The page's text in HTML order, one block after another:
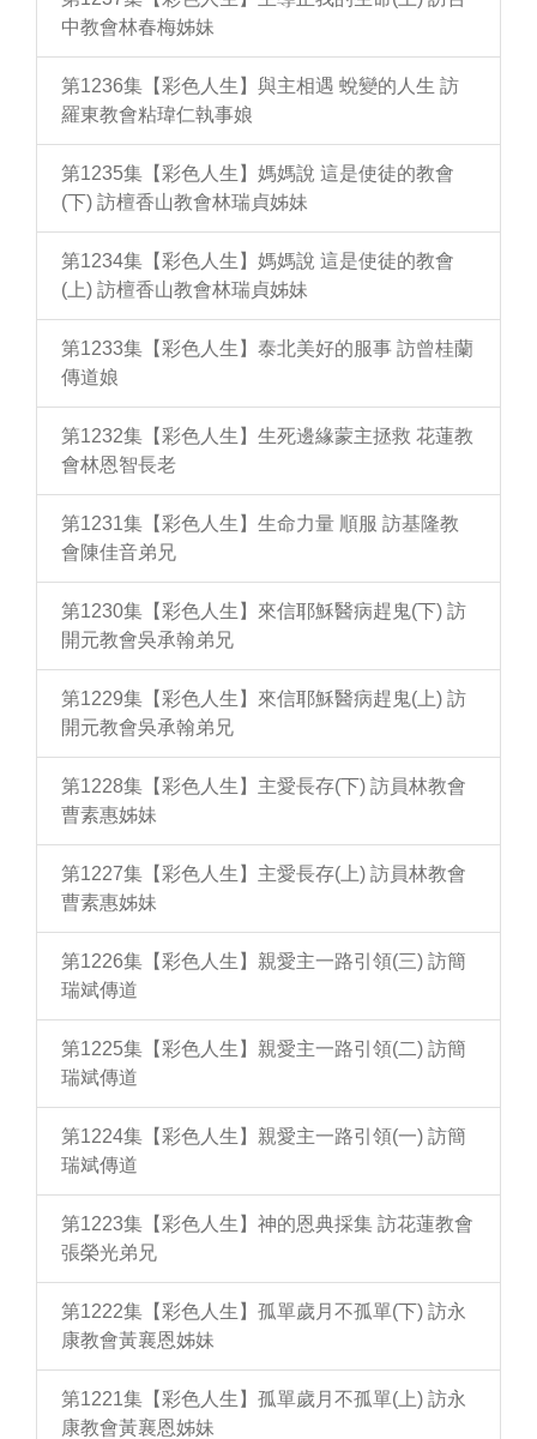
中教會林春梅姊妹
第1236集【彩色人生】與主相遇 蛻變的人生 訪
羅東教會粘瑋仁執事娘
第1235集【彩色人生】媽媽說 這是使徒的教會
(下) 訪檀香山教會林瑞貞姊妹
第1234集【彩色人生】媽媽說 這是使徒的教會
(上) 訪檀香山教會林瑞貞姊妹
第1233集【彩色人生】泰北美好的服事 訪曾桂蘭
傳道娘
第1232集【彩色人生】生死邊緣蒙主拯救 花蓮教
會林恩智長老
第1231集【彩色人生】生命力量 順服 訪基隆教
會陳佳音弟兄
第1230集【彩色人生】來信耶穌醫病趕鬼(下) 訪
開元教會吳承翰弟兄
第1229集【彩色人生】來信耶穌醫病趕鬼(上) 訪
開元教會吳承翰弟兄
第1228集【彩色人生】主愛長存(下) 訪員林教會
曹素惠姊妹
第1227集【彩色人生】主愛長存(上) 訪員林教會
曹素惠姊妹
第1226集【彩色人生】親愛主一路引領(三) 訪簡
瑞斌傳道
第1225集【彩色人生】親愛主一路引領(二) 訪簡
瑞斌傳道
第1224集【彩色人生】親愛主一路引領(一) 訪簡
瑞斌傳道
第1223集【彩色人生】神的恩典採集 訪花蓮教會
張榮光弟兄
第1222集【彩色人生】孤單歲月不孤單(下) 訪永
康教會黃襄恩姊妹
第1221集【彩色人生】孤單歲月不孤單(上) 訪永
康教會黃襄恩姊妹